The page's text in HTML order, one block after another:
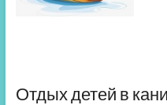
Отдых детей в